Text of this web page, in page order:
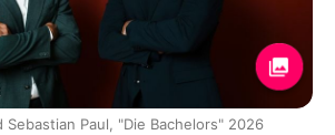
Sebastian Paul, "Die Bachelors" 2026